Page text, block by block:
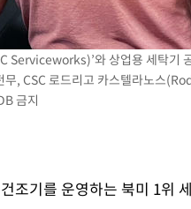
Serviceworks)’와 상업용 세탁기
무, CSC 로드리고 카스텔라노스
금지
조기를 운영하는 북미 1위